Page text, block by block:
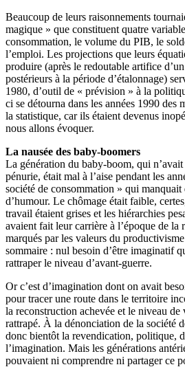
Beaucoup de leurs raisonnements
magique » que constituent quatre
consommation, le volume du PIB, le
l’emploi. Les projections que leurs
produire (après le redoutable artifice
postérieurs à la période d’étalonnage)
1980, d’outil de « prévision » à la
ci se détourna dans les années 1990 des
la statistique, car ils étaient devenus
nous allons évoquer.
La nausée des baby-boomers
La génération du baby-boom, qui
pénurie, était mal à l’aise pendant les
société de consommation » qui
d’humour. Le chômage était faible,
travail étaient grises et les hiérarchies
avaient fait leur carrière à l’époque de la
marqués par les valeurs du
sommaire : nul besoin d’être imaginatif
rattraper le niveau d’avant-guerre.
Or c’est d’imagination dont on avait
pour tracer une route dans le territoire
la reconstruction achevée et le niveau de
rattrapé. À la dénonciation de la société
donc bientôt la revendication, politique,
l’imagination. Mais les générations
pouvaient ni comprendre ni partager ce